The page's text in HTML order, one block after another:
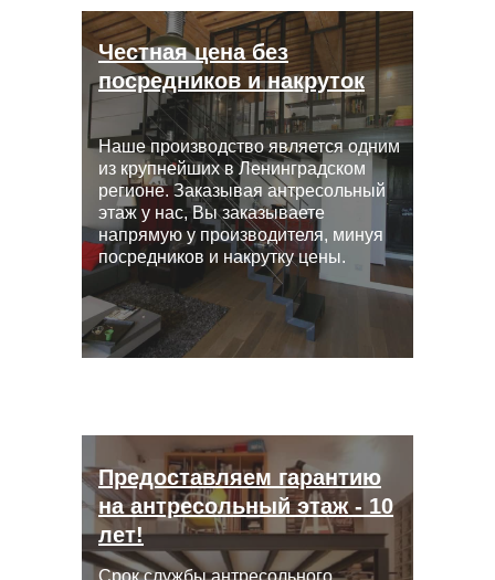
Наше производство является одним
из крупнейших в Ленинградском
регионе. Заказывая антресольный
этаж у нас, Вы заказываете
напрямую у производителя, минуя
посредников и накрутку цены.
Честная цена без
посредников и накруток
Срок службы антресольного
Предоставляем гарантию
на антресольный этаж - 10
лет!